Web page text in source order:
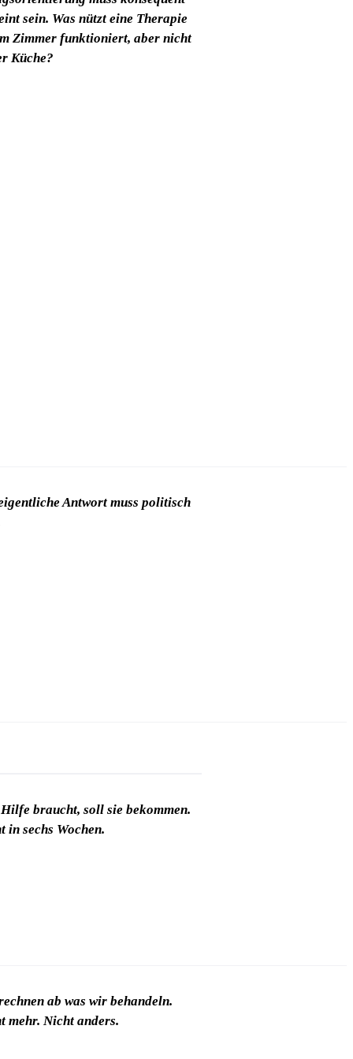
sein. Was nützt eine Therapie
Zimmer funktioniert, aber nicht
Küche?
Antwort muss politisch
braucht, soll sie bekommen.
in sechs Wochen.
ab was wir behandeln.
mehr. Nicht anders.